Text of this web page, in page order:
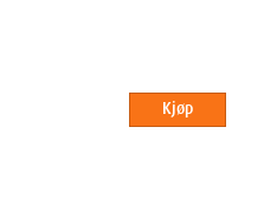
PEG-40 Hydrogenated
Rhamnoides Fruit
Sucrose, Urea, Alanine,
Kjøp